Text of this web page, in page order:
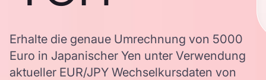
Erhalte die genaue Umrechnung von 5000
Euro in Japanischer Yen unter Verwendung
aktueller EUR/JPY Wechselkursdaten von